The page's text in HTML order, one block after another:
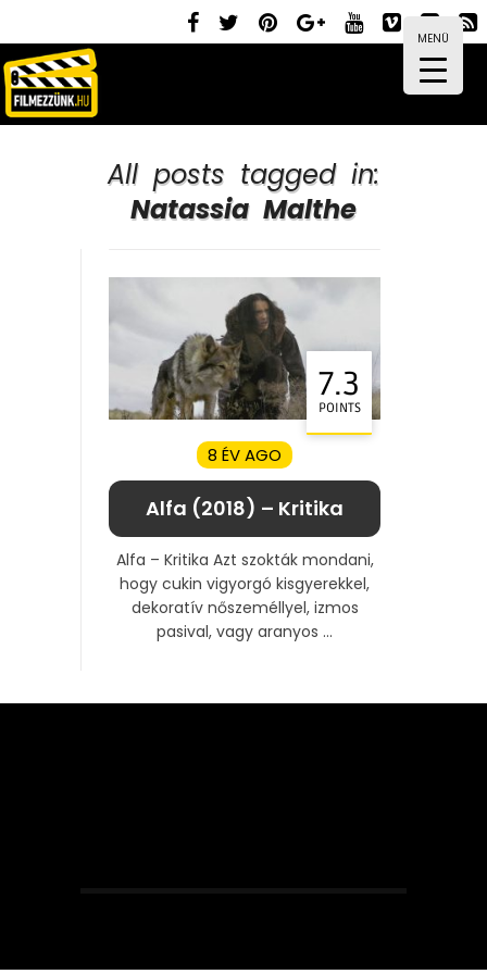
MENÜ
All posts tagged in:
Natassia Malthe
7.3
POINTS
8 ÉV AGO
Alfa (2018) – Kritika
Alfa – Kritika Azt szokták mondani,
hogy cukin vigyorgó kisgyerekkel,
dekoratív nőszeméllyel, izmos
pasival, vagy aranyos ...